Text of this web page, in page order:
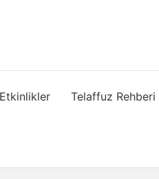
Telaffuz Rehberi